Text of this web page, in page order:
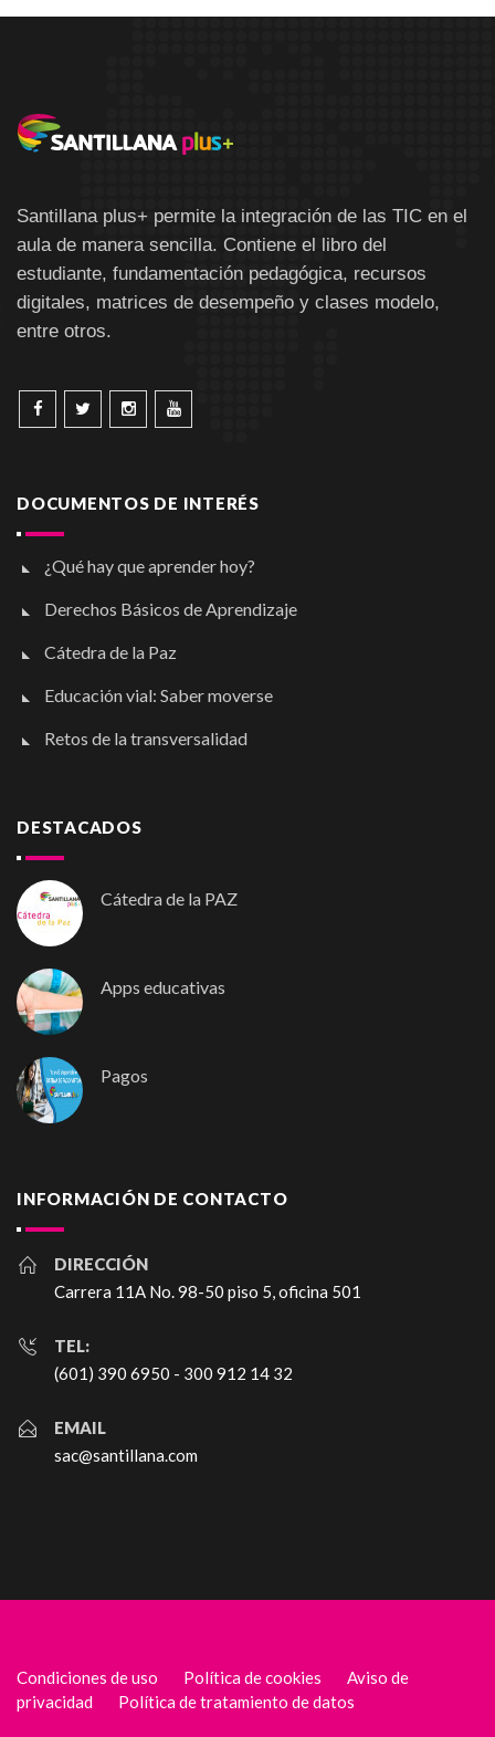
Santillana plus+ permite la integración de las TIC en el
aula de manera sencilla. Contiene el libro del
estudiante, fundamentación pedagógica, recursos
digitales, matrices de desempeño y clases modelo,
entre otros.
DOCUMENTOS DE INTERÉS
¿Qué hay que aprender hoy?
Derechos Básicos de Aprendizaje
Cátedra de la Paz
Educación vial: Saber moverse
Retos de la transversalidad
DESTACADOS
Cátedra de la PAZ
Apps educativas
Pagos
INFORMACIÓN DE CONTACTO
DIRECCIÓN
Carrera 11A No. 98-50 piso 5, oficina 501
TEL:
(601) 390 6950 - 300 912 14 32
EMAIL
sac@santillana.com
Condiciones de uso Política de cookies
Aviso de
privacidad
Política de tratamiento de datos